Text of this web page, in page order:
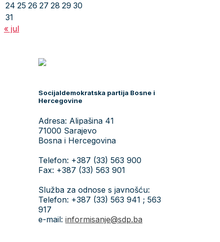
24 25 26 27 28 29 30
31
« jul
Socijaldemokratska partija Bosne i
Hercegovine
Adresa: Alipašina 41
71000 Sarajevo
Bosna i Hercegovina
Telefon: +387 (33) 563 900
Fax: +387 (33) 563 901
Služba za odnose s javnošću:
Telefon: +387 (33) 563 941 ; 563
917
e-mail: informisanje@sdp.ba